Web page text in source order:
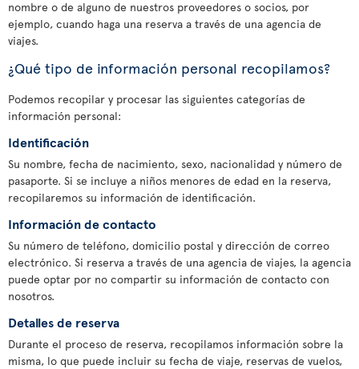
nombre o de alguno de nuestros proveedores o socios, por
ejemplo, cuando haga una reserva a través de una agencia de
viajes.
¿Qué tipo de información personal recopilamos?
Podemos recopilar y procesar las siguientes categorías de
información personal:
Identificación
Su nombre, fecha de nacimiento, sexo, nacionalidad y número de
pasaporte. Si se incluye a niños menores de edad en la reserva,
recopilaremos su información de identificación.
Información de contacto
Su número de teléfono, domicilio postal y dirección de correo
electrónico. Si reserva a través de una agencia de viajes, la agencia
puede optar por no compartir su información de contacto con
nosotros.
Detalles de reserva
Durante el proceso de reserva, recopilamos información sobre la
misma, lo que puede incluir su fecha de viaje, reservas de vuelos,